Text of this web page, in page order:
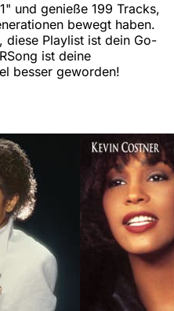
und genieße 199 Tracks,
bewegt haben.
diese Playlist ist dein Go-
ist deine
besser geworden!